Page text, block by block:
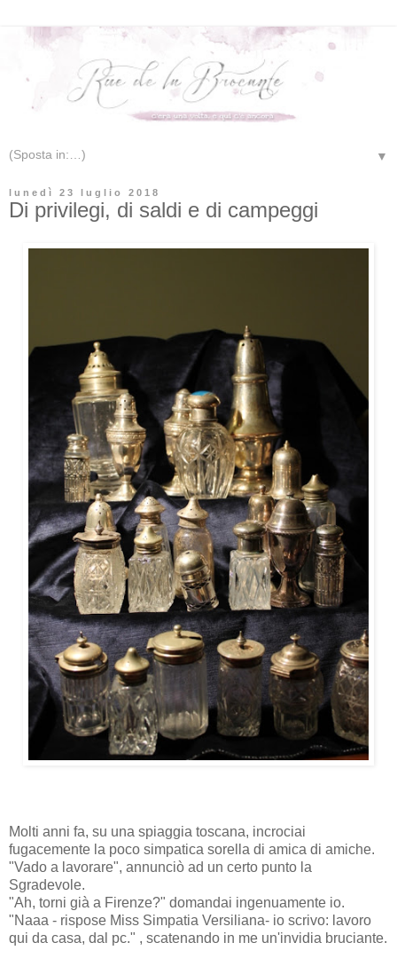
▼
lunedì 23 luglio 2018
Di privilegi, di saldi e di campeggi
Molti anni fa, su una spiaggia toscana, incrociai
fugacemente la poco simpatica sorella di amica di amiche.
"Vado a lavorare", annunciò ad un certo punto la
Sgradevole.
"Ah, torni già a Firenze?" domandai ingenuamente io.
"Naaa - rispose Miss Simpatia Versiliana- io scrivo: lavoro
qui da casa, dal pc." , scatenando in me un'invidia bruciante.